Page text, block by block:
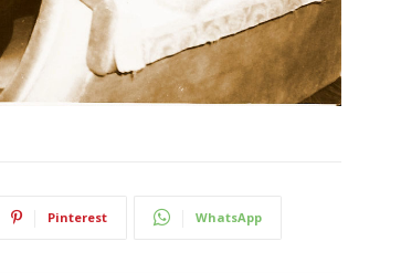
Pinterest WhatsApp